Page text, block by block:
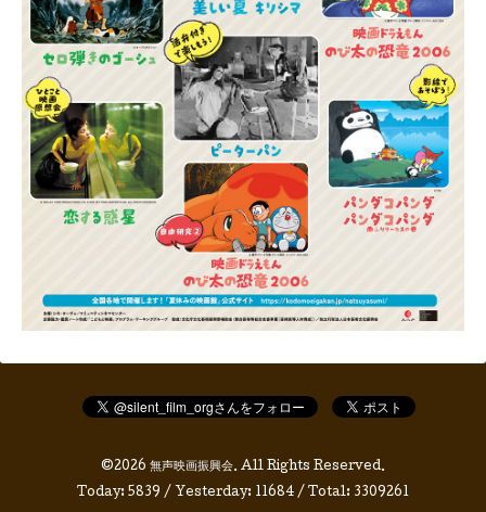
©2026 無声映画振興会. All Rights Reserved.
Today: 5839 / Yesterday: 11684 / Total: 3309261